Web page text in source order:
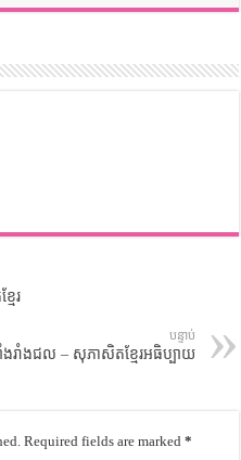
ែរ
បន្ទាប់
ងរាំងជល – សុភាសិតខ្មែរអធិប្បាយ
Required fields are marked*